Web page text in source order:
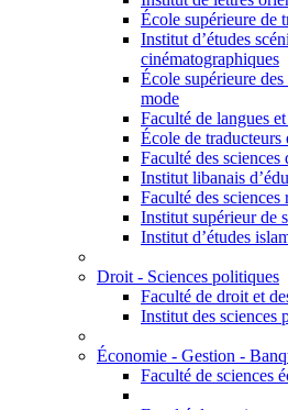
École supérieure de
Institut d’études
cinématographiques
École supérieure
mode
Faculté de langues
École de traducteurs
Faculté des sciences
Institut libanais
Faculté des sciences
Institut supérieur de
Institut d’études
Droit - Sciences politiques
Faculté de droit et
Institut des sciences
Économie - Gestion -
Faculté de sciences